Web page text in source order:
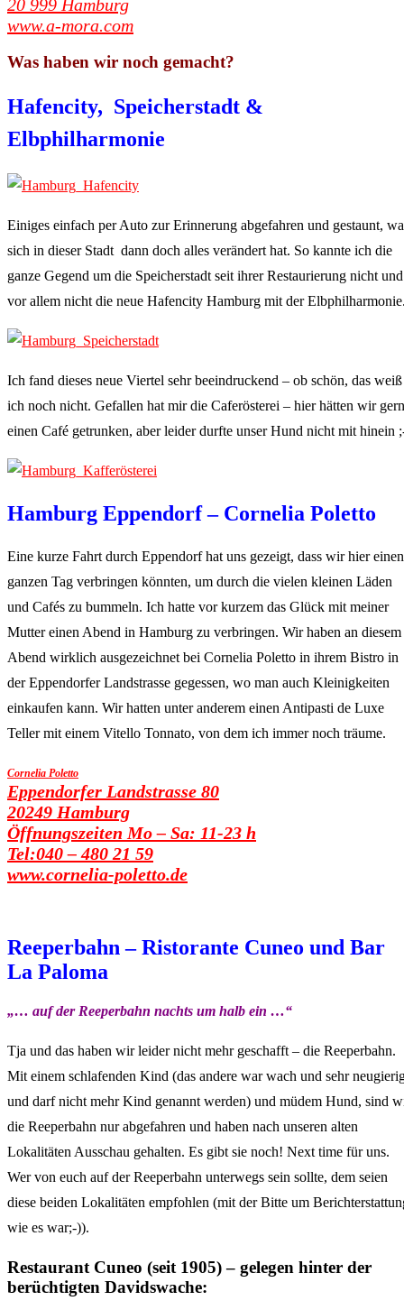
20 999 Hamburg
www.a-mora.com
Was haben wir noch gemacht?
Hafencity, Speicherstadt &
Elbphilharmonie
Einiges einfach per Auto zur Erinnerung abgefahren und gestaunt,
sich in dieser Stadt dann doch alles verändert hat. So kannte ich die
ganze Gegend um die Speicherstadt seit ihrer Restaurierung nicht und
vor allem nicht die neue Hafencity Hamburg mit der
Ich fand dieses neue Viertel sehr beeindruckend – ob schön, das weiß
ich noch nicht. Gefallen hat mir die Caferösterei – hier hätten wir
einen Café getrunken, aber leider durfte unser Hund nicht mit hinein
Hamburg Eppendorf – Cornelia Poletto
Eine kurze Fahrt durch Eppendorf hat uns gezeigt, dass wir hier einen
ganzen Tag verbringen könnten, um durch die vielen kleinen Läden
und Cafés zu bummeln. Ich hatte vor kurzem das Glück mit meiner
Mutter einen Abend in Hamburg zu verbringen. Wir haben an diesem
Abend wirklich ausgezeichnet bei Cornelia Poletto in ihrem Bistro in
der Eppendorfer Landstrasse gegessen, wo man auch Kleinigkeiten
einkaufen kann. Wir hatten unter anderem einen Antipasti de Luxe
Teller mit einem Vitello Tonnato, von dem ich immer noch träume.
Cornelia Poletto
Eppendorfer Landstrasse 80
20249 Hamburg
Öffnungszeiten Mo – Sa: 11-23 h
Tel:040 – 480 21 59
www.cornelia-poletto.de
Reeperbahn – Ristorante Cuneo und Bar
La Paloma
„… auf der Reeperbahn nachts um halb ein …“
Tja und das haben wir leider nicht mehr geschafft – die Reeperbahn.
Mit einem schlafenden Kind (das andere war wach und sehr
und darf nicht mehr Kind genannt werden) und müdem Hund, sind
die Reeperbahn nur abgefahren und haben nach unseren alten
Lokalitäten Ausschau gehalten. Es gibt sie noch! Next time für uns.
Wer von euch auf der Reeperbahn unterwegs sein sollte, dem seien
diese beiden Lokalitäten empfohlen (mit der Bitte um
wie es war;-)).
Restaurant Cuneo (seit 1905) – gelegen hinter der
berüchtigten Davidswache: